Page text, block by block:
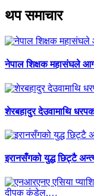
थप समाचार
नेपाल शिक्षक महासंघले
शेरबहादुर देउवामाथि
इरानसँगको युद्ध छिट्टै